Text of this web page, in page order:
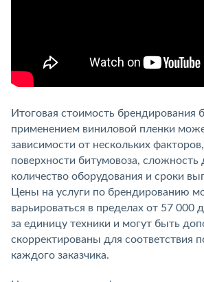
Итоговая стоимость брендирования
применением виниловой пленки
зависимости от нескольких
поверхности битумовоза, сложность
количество оборудования и сроки
Цены на услуги по брендированию
варьироваться в пределах от 57 000
за единицу техники и могут быть
скорректированы для соответствия
каждого заказчика.